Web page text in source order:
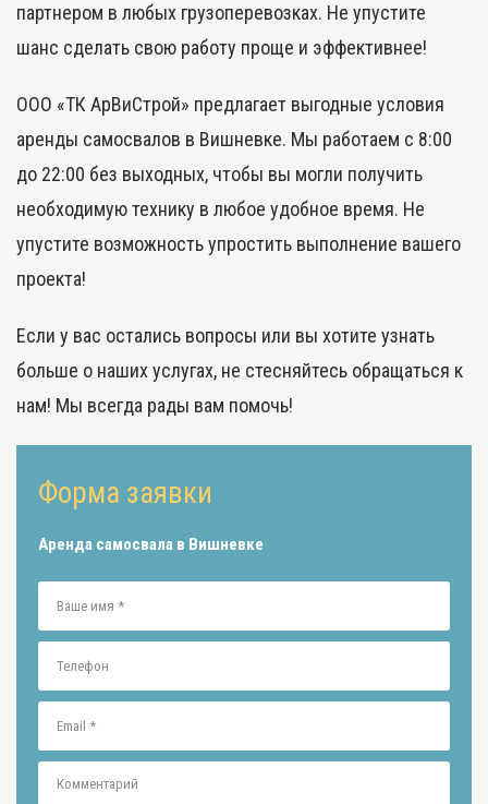
партнером в любых грузоперевозках. Не упустите
шанс сделать свою работу проще и эффективнее!
ООО «ТК АрВиСтрой» предлагает выгодные условия
аренды самосвалов в Вишневке. Мы работаем с 8:00
до 22:00 без выходных, чтобы вы могли получить
необходимую технику в любое удобное время. Не
упустите возможность упростить выполнение вашего
проекта!
Если у вас остались вопросы или вы хотите узнать
больше о наших услугах, не стесняйтесь обращаться к
нам! Мы всегда рады вам помочь!
Форма заявки
Аренда самосвала в Вишневке